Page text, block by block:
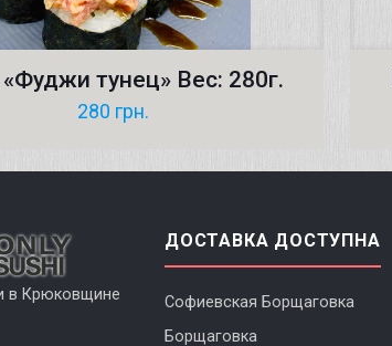
тунец» Вес: 280г.
280 грн.
в Крюковщине
ДОСТАВКА ДОСТУПНА
Софиевская Борщаговка
Борщаговка